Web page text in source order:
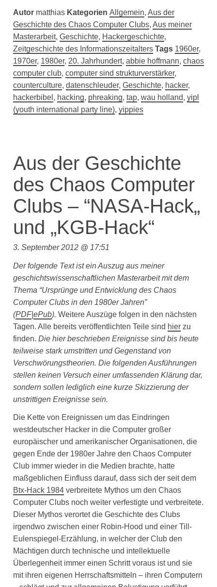
Autor matthias Kategorien Allgemein, Aus der
Geschichte des Chaos Computer Clubs, Aus meiner
Masterarbeit, Geschichte, Hackergeschichte,
Zeitgeschichte des Informationszeitalters Tags 1960er,
1970er, 1980er, 20. Jahrhundert, abbie hoffmann, chaos
computer club, computer sind strukturverstärker,
counterculture, datenschleuder, Geschichte, hacker,
hackerbibel , hacking, phreaking, tap, wau holland, yipl
(youth international party line), yippies
Aus der Geschichte
des Chaos Computer
Clubs – “NASA-Hack„
und „KGB-Hack“
3. September 2012 @ 17:51
Der folgende Text ist ein Auszug aus meiner
geschichtswissenschaftlichen Masterarbeit mit dem
Thema “Ursprünge und Entwicklung des Chaos
Computer Clubs in den 1980er Jahren”
(PDF|ePub). Weitere Auszüge folgen in den nächsten
Tagen. Alle bereits veröffentlichten Teile sind hierzu
finden. Die hier beschrieben Ereignisse sind bis heute
teilweise stark umstritten und Gegenstand von
Verschwörungstheorien. Die folgenden Ausführungen
stellen keinen Versuch einer umfassenden Klärung dar,
sondern sollen lediglich eine kurze Skizzierung der
unstrittigen Ereignisse sein.
Die Kette von Ereignissen um das Eindringen
westdeutscher Hacker in die Computer großer
europäischer und amerikanischer Organisationen, die
gegen Ende der 1980er Jahre den Chaos Computer
Club immer wieder in die Medien brachte, hatte
maßgeblichen Einfluss darauf, dass sich der seit dem
Btx-Hack 1984verbreitete Mythos um den Chaos
Computer Clubs noch weiter verfestigte und verbreitete.
Dieser Mythos verortet die Geschichte des Clubs
irgendwo zwischen einer Robin-Hood und einer Till-
Eulenspiegel-Erzählung, in welcher der Club den
Mächtigen durch technische und intellektuelle
Überlegenheit immer einen Schritt voraus ist und sie
mit ihren eigenen Herrschaftsmitteln – ihren Computern